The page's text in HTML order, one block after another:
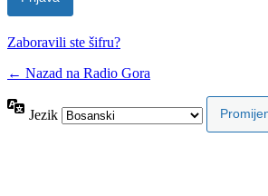
Zaboravili ste šifru?
← Nazad na Radio Gora
Jezik